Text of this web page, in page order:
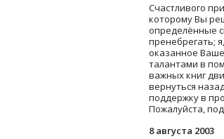
Счастливого
которому Вы
определённые
пренебрегать;
оказанное
талантами в
важных книг
вернуться
поддержку в
Пожалуйста,
8 августа 2003